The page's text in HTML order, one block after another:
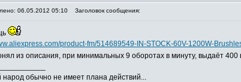
06.05.2012 05:10 Заголовок сообщения:
product-fm/514689549-IN-STOCK-60V-1200W-
из описания, при минимальных 9 оборотах в минуту, выдаёт 400
народ обычно не имеет плана действий...